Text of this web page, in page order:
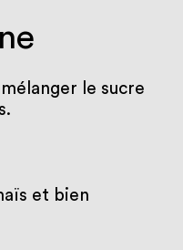
le sucre
et bien